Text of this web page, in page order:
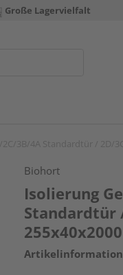
Große Lagervielfalt
Biohort
Isolierung
Standardtür